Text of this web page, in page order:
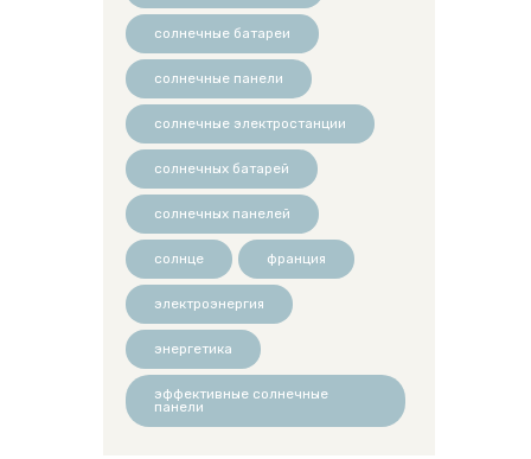
солнечные батареи
солнечные панели
солнечные электростанции
солнечных батарей
солнечных панелей
солнце франция
электроэнергия
энергетика
эффективные солнечные
панели